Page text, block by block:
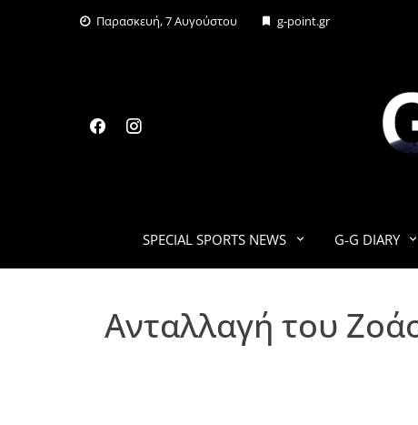
Παρασκευή, 7 Αυγούστου g-point.gr
SPECIAL SPORTS NEWS G-G DIARY
Ανταλλαγή του